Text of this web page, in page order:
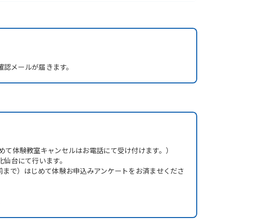
メールが届きます。
体験教室キャンセルはお電話にて受け付けます。）
台にて行います。
で）はじめて体験お申込みアンケートをお済ませくださ